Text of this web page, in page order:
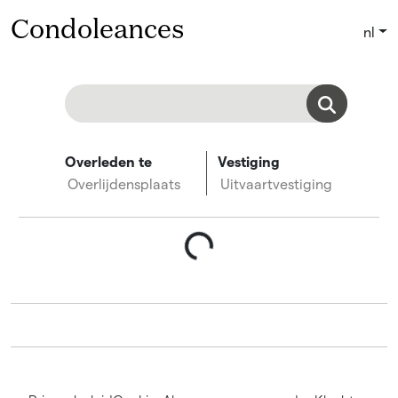
Condoleances nl
Overleden te
Overlijdensplaats
Vestiging
Uitvaartvestiging